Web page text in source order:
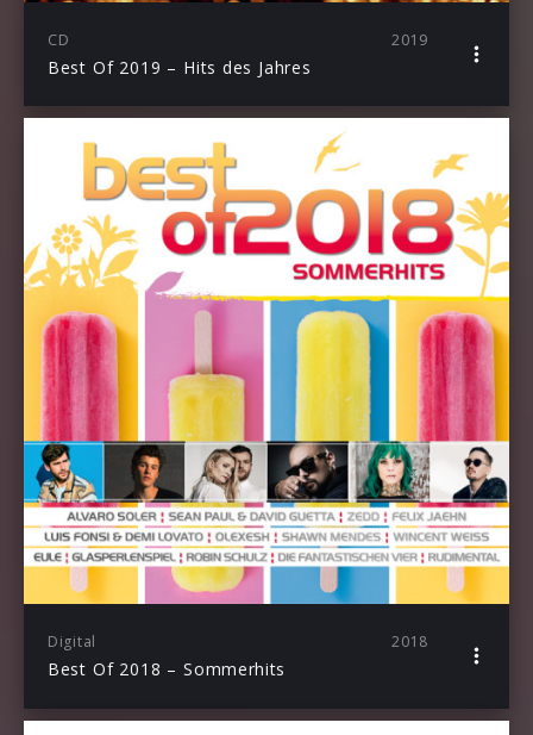
CD 2019
Best Of 2019 – Hits des Jahres
Digital 2018
Best Of 2018 – Sommerhits